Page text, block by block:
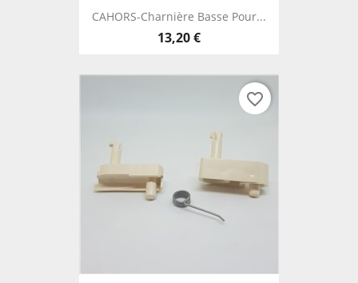
CAHORS-Charnière Basse Pour...
13,20 €
favorite_border